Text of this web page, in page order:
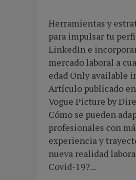
Herramientas y
para impulsar tu
LinkedIn e
mercado laboral a
edad Only available
Artículo publicado
Vogue Picture by
Cómo se pueden
profesionales con
experiencia y
nueva realidad
Covid-19?...